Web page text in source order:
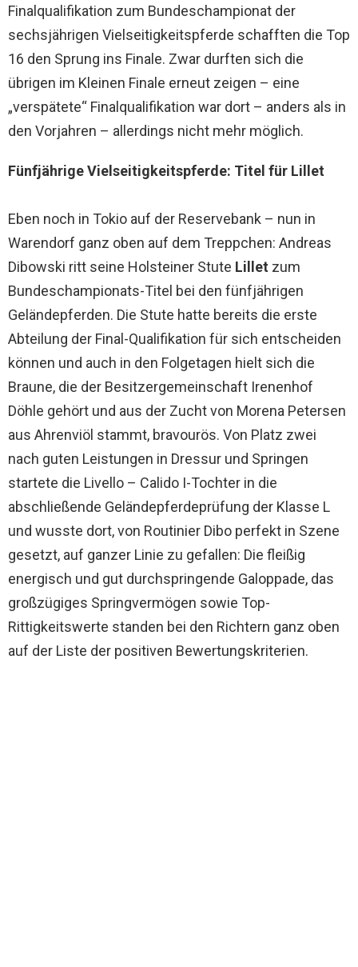
Finalqualifikation zum Bundeschampionat der
sechsjährigen Vielseitigkeitspferde schafften die Top
16 den Sprung ins Finale. Zwar durften sich die
übrigen im Kleinen Finale erneut zeigen – eine
„verspätete“ Finalqualifikation war dort – anders als in
den Vorjahren – allerdings nicht mehr möglich.
Fünfjährige Vielseitigkeitspferde: Titel für Lillet
Eben noch in Tokio auf der Reservebank – nun in
Warendorf ganz oben auf dem Treppchen: Andreas
Dibowski ritt seine Holsteiner Stute Lillet zum
Bundeschampionats-Titel bei den fünfjährigen
Geländepferden. Die Stute hatte bereits die erste
Abteilung der Final-Qualifikation für sich entscheiden
können und auch in den Folgetagen hielt sich die
Braune, die der Besitzergemeinschaft Irenenhof
Döhle gehört und aus der Zucht von Morena Petersen
aus Ahrenviöl stammt, bravourös. Von Platz zwei
nach guten Leistungen in Dressur und Springen
startete die Livello – Calido I-Tochter in die
abschließende Geländepferdeprüfung der Klasse L
und wusste dort, von Routinier Dibo perfekt in Szene
gesetzt, auf ganzer Linie zu gefallen: Die fleißig
energisch und gut durchspringende Galoppade, das
großzügiges Springvermögen sowie Top-
Rittigkeitswerte standen bei den Richtern ganz oben
auf der Liste der positiven Bewertungskriterien.